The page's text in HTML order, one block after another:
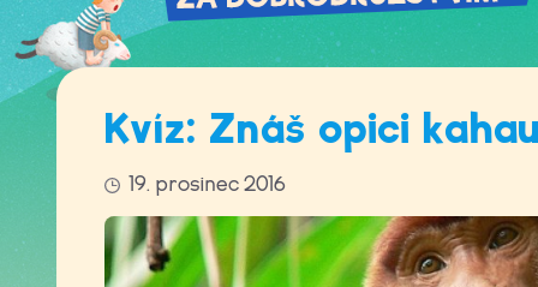
Kvíz: Znáš opici
19. prosinec 2016